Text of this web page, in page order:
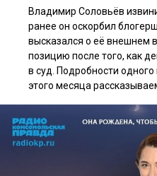
Владимир Соловьёв
ранее он оскорбил
высказался о её внешнем
позицию после того, как
в суд. Подробности
этого месяца